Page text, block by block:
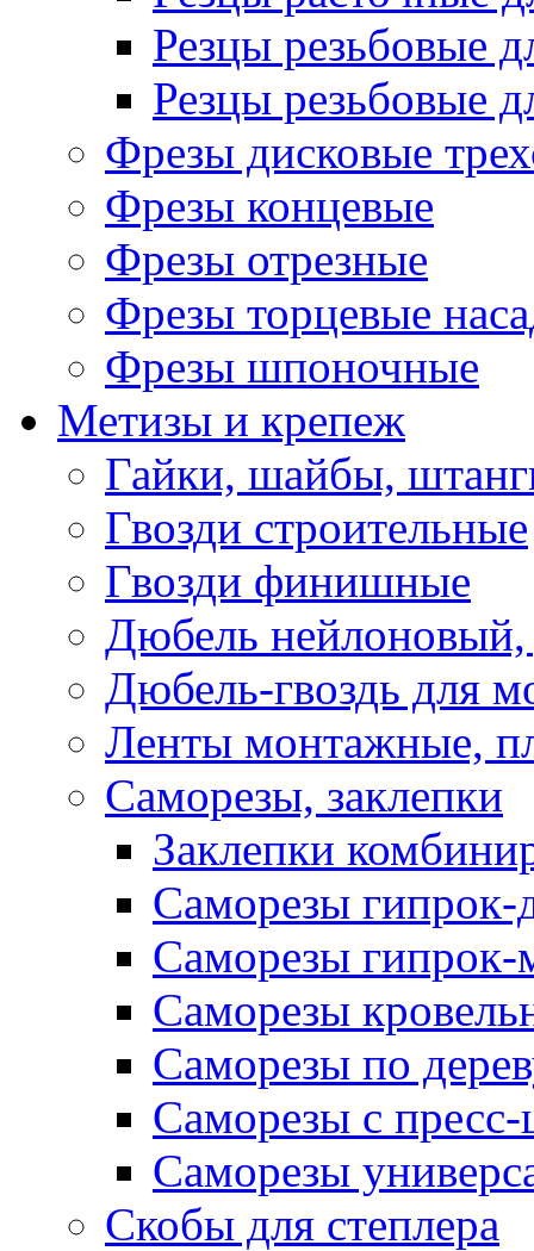
Резцы резьбовые
Резцы резьбовые
Фрезы дисковые
Фрезы концевые
Фрезы отрезные
Фрезы торцевые
Фрезы шпоночные
Метизы и крепеж
Гайки, шайбы,
Гвозди строительные
Гвозди финишные
Дюбель нейлоновый,
Дюбель-гвоздь для
Ленты монтажные,
Саморезы, заклепки
Заклепки
Саморезы гипрок-
Саморезы гипрок-
Саморезы
Саморезы по
Саморезы с
Саморезы
Скобы для степлера